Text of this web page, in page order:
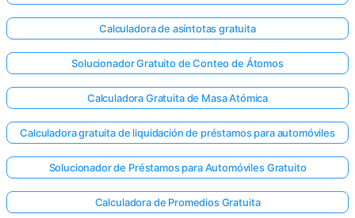
no
hay
su
primera
Calculadora de asíntotas gratuita
Solucionador Gratuito de Conteo de Átomos
Calculadora Gratuita de Masa Atómica
Calculadora gratuita de liquidación de préstamos para automóviles
Solucionador de Préstamos para Automóviles Gratuito
Calculadora de Promedios Gratuita